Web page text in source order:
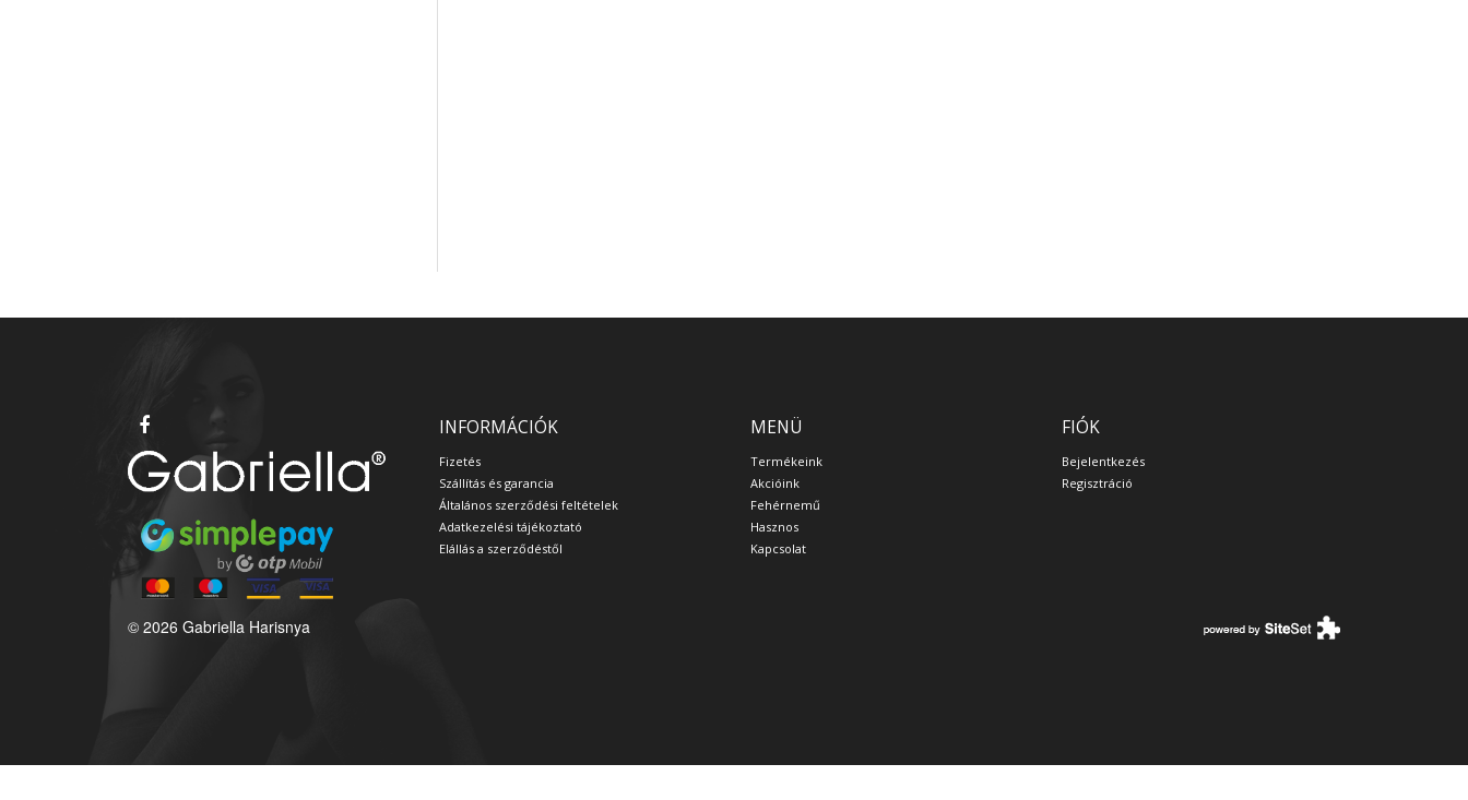
INFORMÁCIÓK
Fizetés
Szállítás és garancia
Általános szerződési feltételek
Adatkezelési tájékoztató
Elállás a szerződéstől
MENÜ
Termékeink
Akcióink
Fehérnemű
Hasznos
Kapcsolat
FIÓK
Bejelentkezés
Regisztráció
© 2026 Gabriella Harisnya